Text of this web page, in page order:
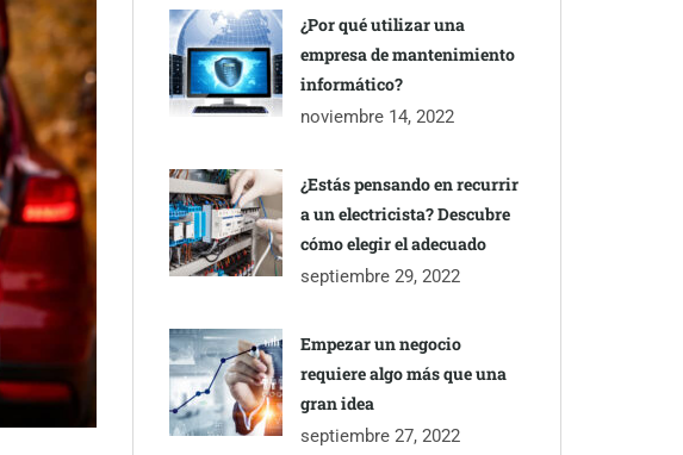
¿Por qué utilizar una
empresa de mantenimiento
informático?
noviembre 14, 2022
¿Estás pensando en recurrir
a un electricista? Descubre
cómo elegir el adecuado
septiembre 29, 2022
Empezar un negocio
requiere algo más que una
gran idea
septiembre 27, 2022